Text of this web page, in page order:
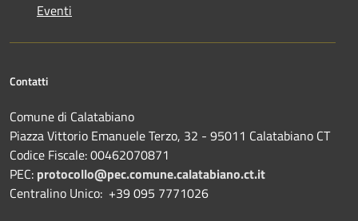
Eventi
Contatti
Comune di Calatabiano
Piazza Vittorio Emanuele Terzo, 32 - 95011 Calatabiano CT
Codice Fiscale: 00462070871
PEC: protocollo@pec.comune.calatabiano.ct.it
Centralino Unico: +39 095 7771026